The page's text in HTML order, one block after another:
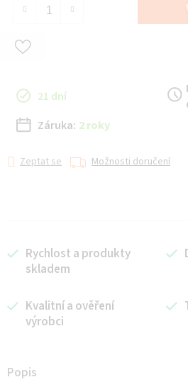
21 dní
Záruka: 2 roky
Zeptat se Možnosti doručení
Rychlost a produkty
skladem
Kvalitní a ověření
výrobci
Popis